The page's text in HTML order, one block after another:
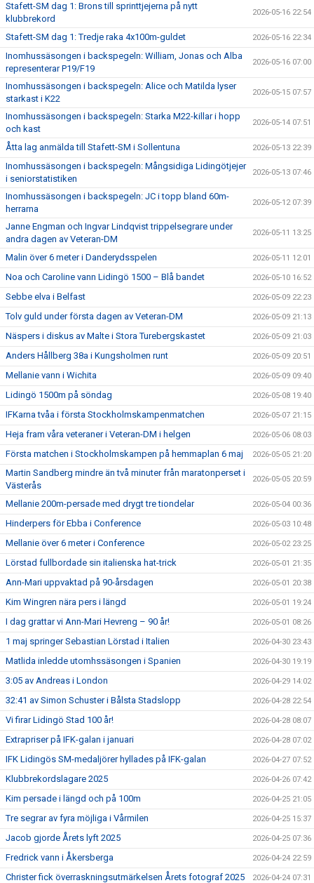
Stafett-SM dag 1: Brons till sprinttjejerna på nytt
klubbrekord
2026-05-16 22:54
Stafett-SM dag 1: Tredje raka 4x100m-guldet 2026-05-16 22:34
Inomhussäsongen i backspegeln: William, Jonas och Alba
representerar P19/F19
2026-05-16 07:00
Inomhussäsongen i backspegeln: Alice och Matilda lyser
starkast i K22
2026-05-15 07:57
Inomhussäsongen i backspegeln: Starka M22-killar i hopp
och kast
2026-05-14 07:51
Åtta lag anmälda till Stafett-SM i Sollentuna 2026-05-13 22:39
Inomhussäsongen i backspegeln: Mångsidiga Lidingötjejer
i seniorstatistiken
2026-05-13 07:46
Inomhussäsongen i backspegeln: JC i topp bland 60m-
herrarna
2026-05-12 07:39
Janne Engman och Ingvar Lindqvist trippelsegrare under
andra dagen av Veteran-DM
2026-05-11 13:25
Malin över 6 meter i Danderydsspelen 2026-05-11 12:01
Noa och Caroline vann Lidingö 1500 – Blå bandet 2026-05-10 16:52
Sebbe elva i Belfast 2026-05-09 22:23
Tolv guld under första dagen av Veteran-DM 2026-05-09 21:13
Näspers i diskus av Malte i Stora Turebergskastet 2026-05-09 21:03
Anders Hållberg 38a i Kungsholmen runt 2026-05-09 20:51
Mellanie vann i Wichita 2026-05-09 09:40
Lidingö 1500m på söndag 2026-05-08 19:40
IFKarna tvåa i första Stockholmskampenmatchen 2026-05-07 21:15
Heja fram våra veteraner i Veteran-DM i helgen 2026-05-06 08:03
Första matchen i Stockholmskampen på hemmaplan 6 maj 2026-05-05 21:20
Martin Sandberg mindre än två minuter från maratonperset i
Västerås
2026-05-05 20:59
Mellanie 200m-persade med drygt tre tiondelar 2026-05-04 00:36
Hinderpers för Ebba i Conference 2026-05-03 10:48
Mellanie över 6 meter i Conference 2026-05-02 23:25
Lörstad fullbordade sin italienska hat-trick 2026-05-01 21:35
Ann-Mari uppvaktad på 90-årsdagen 2026-05-01 20:38
Kim Wingren nära pers i längd 2026-05-01 19:24
I dag grattar vi Ann-Mari Hevreng – 90 år! 2026-05-01 08:26
1 maj springer Sebastian Lörstad i Italien 2026-04-30 23:43
Matlida inledde utomhssäsongen i Spanien 2026-04-30 19:19
3:05 av Andreas i London 2026-04-29 14:02
32:41 av Simon Schuster i Bålsta Stadslopp 2026-04-28 22:54
Vi firar Lidingö Stad 100 år! 2026-04-28 08:07
Extrapriser på IFK-galan i januari 2026-04-28 07:02
IFK Lidingös SM-medaljörer hyllades på IFK-galan 2026-04-27 07:52
Klubbrekordslagare 2025 2026-04-26 07:42
Kim persade i längd och på 100m 2026-04-25 21:05
Tre segrar av fyra möjliga i Vårmilen 2026-04-25 15:37
Jacob gjorde Årets lyft 2025 2026-04-25 07:36
Fredrick vann i Åkersberga 2026-04-24 22:59
Christer fick överraskningsutmärkelsen Årets fotograf 2025 2026-04-24 07:31